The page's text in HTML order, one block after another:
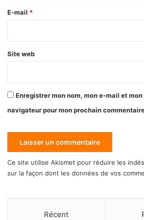
e
E-mail *
Site web
Enregistrer mon nom, mon e-mail et
navigateur pour mon prochain
Ce site utilise Akismet pour réduire les
sur la façon dont les données de vos
Récent